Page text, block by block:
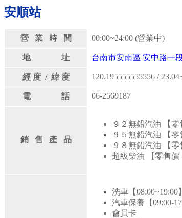
安順站
營 業 時 間 00:00~24:00 (營業中)
地 址 台南市安南區 安中路一
經 度 / 緯 度 120.195555555556 /
電 話 06-2569187
銷 售 產 品
９２無鉛汽油 【零
９５無鉛汽油 【零
９８無鉛汽油 【零
超級柴油 【零售價
洗車【08:00~19:00】
汽車保養【09:00-
會員卡